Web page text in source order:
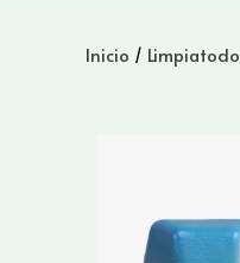
Inicio / Limpiatodo